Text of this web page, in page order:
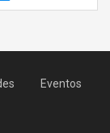
Eventos